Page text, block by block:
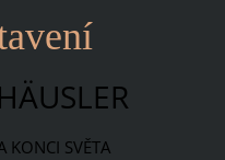
KONCI SVĚTA